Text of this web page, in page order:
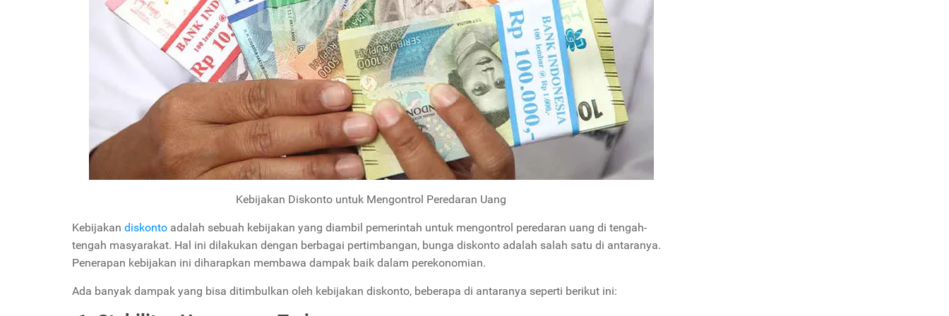
Kebijakan Diskonto untuk Mengontrol Peredaran Uang
Kebijakan diskonto adalah sebuah kebijakan yang diambil pemerintah untuk mengontrol peredaran uang di tengah-
tengah masyarakat. Hal ini dilakukan dengan berbagai pertimbangan, bunga diskonto adalah salah satu di antaranya.
Penerapan kebijakan ini diharapkan membawa dampak baik dalam perekonomian.
Ada banyak dampak yang bisa ditimbulkan oleh kebijakan diskonto, beberapa di antaranya seperti berikut ini: